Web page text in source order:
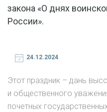
закона «О днях
России».
24.12.2024
Этот праздник – дань
и общественного
почетных